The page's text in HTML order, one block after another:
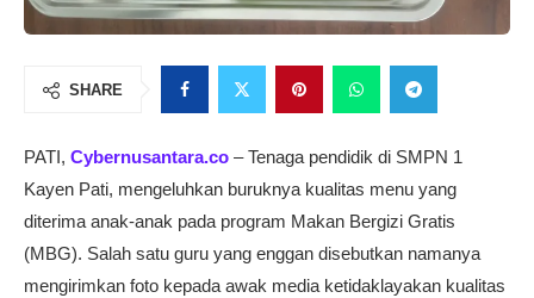
SHARE
PATI, Cybernusantara.co – Tenaga pendidik di SMPN 1
Kayen Pati, mengeluhkan buruknya kualitas menu yang
diterima anak-anak pada program Makan Bergizi Gratis
(MBG). Salah satu guru yang enggan disebutkan namanya
mengirimkan foto kepada awak media ketidaklayakan kualitas